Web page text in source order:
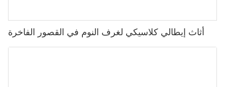
أثاث إيطالي كلاسيكي لغرف النوم في القصور الفاخرة